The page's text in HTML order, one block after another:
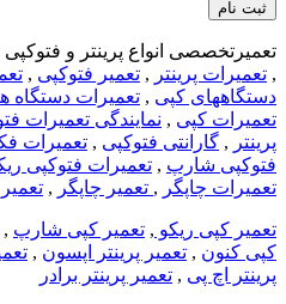
تعمیرتخصصی انواع پرینتر و
, تعمیرات پرینتر , تعمیر فتوکپی ,
دستگاههای کپی , تعمیرات دستگاه
تعمیرات کپی , نمایندگی تعمیرات
پرینتر , گارانتی فتوکپی , تعمیرات
فتوکپی شارپ , تعمیرات فتوکپی
تعمیرات چاپگر , تعمیر چاپگر , تعمیر
تعمیر کپی ریکو , تعمیر کپی شارپ ,
کپی کنون , تعمیر پرینتر اپسون ,
پرینتر اچ پی , تعمیر پرینتر برادر